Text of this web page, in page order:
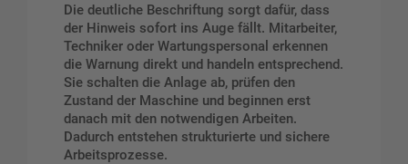
Die deutliche Beschriftung sorgt dafür, dass
der Hinweis sofort ins Auge fällt. Mitarbeiter,
Techniker oder Wartungspersonal erkennen
die Warnung direkt und handeln entsprechend.
Sie schalten die Anlage ab, prüfen den
Zustand der Maschine und beginnen erst
danach mit den notwendigen Arbeiten.
Dadurch entstehen strukturierte und sichere
Arbeitsprozesse.